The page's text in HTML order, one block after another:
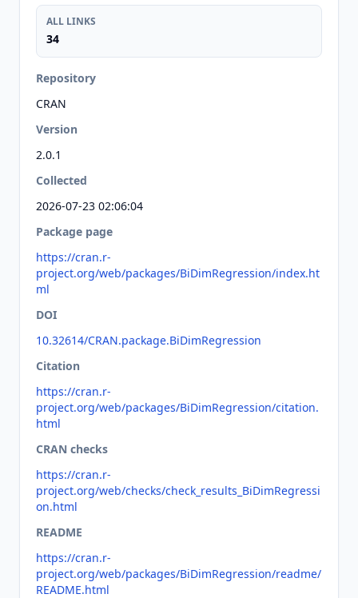
ALL LINKS
34
Repository
CRAN
Version
2.0.1
Collected
2026-07-23 02:06:04
Package page
https://cran.r-
project.org/web/packages/BiDimRegression/index.ht
ml
DOI
10.32614/CRAN.package.BiDimRegression
Citation
https://cran.r-
project.org/web/packages/BiDimRegression/citation.
html
CRAN checks
https://cran.r-
project.org/web/checks/check_results_BiDimRegressi
on.html
README
https://cran.r-
project.org/web/packages/BiDimRegression/readme/
README.html